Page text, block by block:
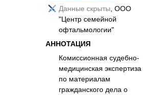
Данные скрыты, ООО
"Центр семейной
офтальмологии"
АННОТАЦИЯ
Комиссионная судебно-
медицинская экспертиза
по материалам
гражданского дела о